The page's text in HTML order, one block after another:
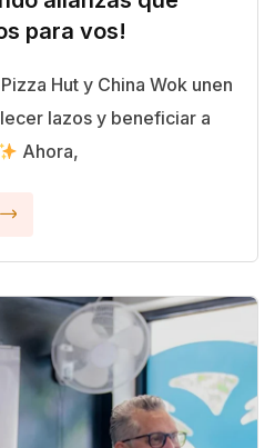
para vos!
Hut y China Wok unen
lazos y beneficiar a
Ahora,